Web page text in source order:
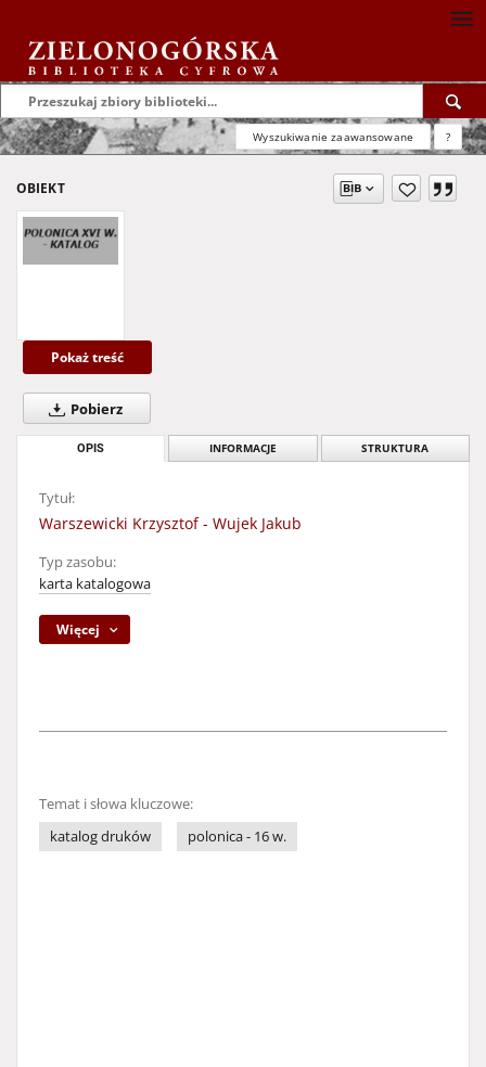
Wyszukiwanie zaawansowane ?
OBIEKT
Pokaż treść
Pobierz
OPIS INFORMACJE STRUKTURA
Tytuł:
Warszewicki Krzysztof - Wujek Jakub
Typ zasobu:
karta katalogowa
Więcej
Temat i słowa kluczowe:
katalog druków
polonica - 16 w.